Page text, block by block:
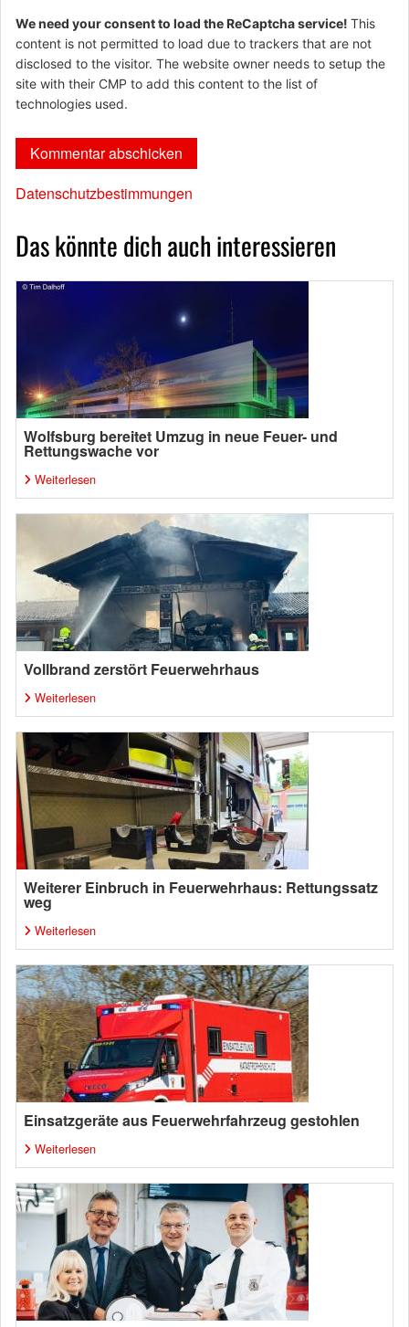
We need your consent to load the ReCaptcha service! This
content is not permitted to load due to trackers that are not
disclosed to the visitor. The website owner needs to setup the
site with their CMP to add this content to the list of
technologies used.
Datenschutzbestimmungen
Das könnte dich auch interessieren
Wolfsburg bereitet Umzug in neue Feuer- und
Rettungswache vor
Weiterlesen
Vollbrand zerstört Feuerwehrhaus
Weiterlesen
Weiterer Einbruch in Feuerwehrhaus: Rettungssatz
weg
Weiterlesen
Einsatzgeräte aus Feuerwehrfahrzeug gestohlen
Weiterlesen